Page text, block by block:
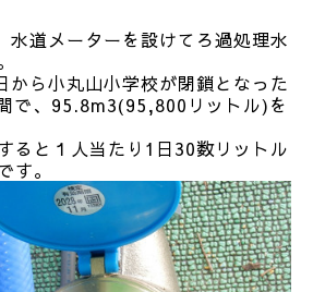
水道メーターを設けてろ過処理水
から小丸山小学校が閉鎖となった
で、95.8m3(95,800リットル)を
ると１人当たり1日30数リットル
す。